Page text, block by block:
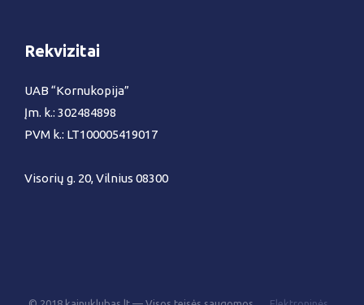
Rekvizitai
UAB “Kornukopija”
Įm. k.: 302484898
PVM k.: LT100005419017
Visorių g. 20, Vilnius 08300